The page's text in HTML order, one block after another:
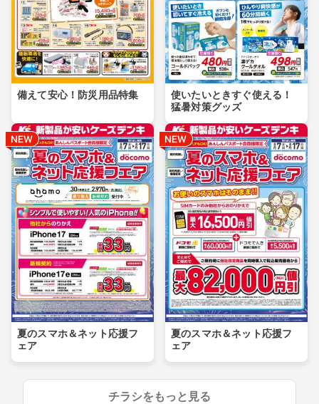
備えて安心！防災用品特集
使いたいときすぐ使える！
猛暑対策グッズ
夏のスマホ＆ネット応援フ
ェア
夏のスマホ＆ネット応援フ
ェア
チラシをもっと見る